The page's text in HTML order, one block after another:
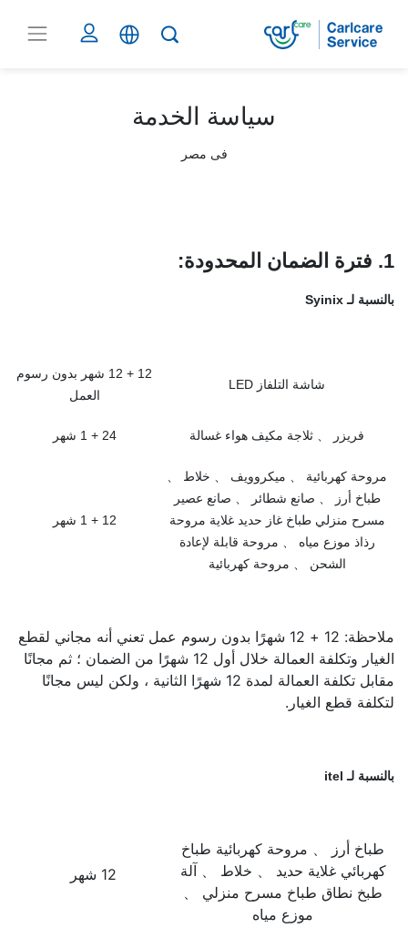
سياسة الخدمة
فى مصر
1. فترة الضمان المحدودة :
بالنسبة لـ Syinix
شاشة التلفاز LED
12 + 12 شهر بدون رسوم
العمل
فريزر 、 ثلاجة مكيف هواء غسالة 24 + 1 شهر
مروحة كهربائية 、 ميكروويف 、 خلاط 、
طباخ أرز 、 صانع شطائر 、 صانع عصير
مسرح منزلي طباخ غاز حديد غلاية مروحة
رذاذ موزع مياه 、 مروحة قابلة لإعادة
الشحن 、 مروحة كهربائية
12 + 1 شهر
ملاحظة: 12 + 12 شهرًا بدون رسوم عمل تعني أنه مجاني لقطع
الغيار وتكلفة العمالة خلال أول 12 شهرًا من الضمان ؛ ثم مجانًا
مقابل تكلفة العمالة لمدة 12 شهرًا الثانية ، ولكن ليس مجانًا
لتكلفة قطع الغيار.
بالنسبة لـ itel
طباخ أرز 、 مروحة كهربائية طباخ
كهربائي غلاية حديد 、 خلاط 、 آلة
طبخ نطاق طباخ مسرح منزلي 、
موزع مياه
12 شهر